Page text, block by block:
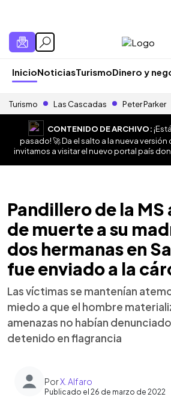
InicioNoticiasTurismoDinero y
Turismo Las Cascadas Peter Parker
CONTENIDO DE ARCHIVO:
pasado! 🚀 Da el salto a la nueva versión
invitamos a visitar el nuevo portal país
Pandillero de la MS
de muerte a su
dos hermanas en
fue enviado a la
Las víctimas se mantenían
miedo a que el hombre
amenazas no habían
detenido en flagrancia
PorX. Alfaro
Publicado el 26 de marzo de 2022